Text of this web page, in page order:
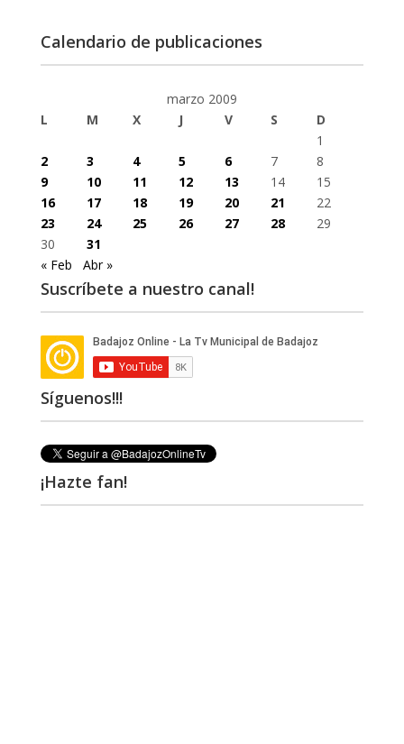
Calendario de publicaciones
marzo 2009
L
M X J V S
D
1
2
3 4 5 6 7
8
9
10 11 12 13 14
15
16
17 18 19 20 21
22
23
24 25 26 27 28
29
30
31
« Feb
Abr »
Suscríbete a nuestro canal!
Síguenos!!!
¡Hazte fan!